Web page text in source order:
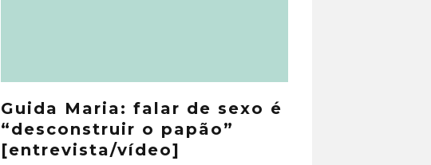
Guida Maria: falar de sexo é
“desconstruir o papão”
[entrevista/vídeo]